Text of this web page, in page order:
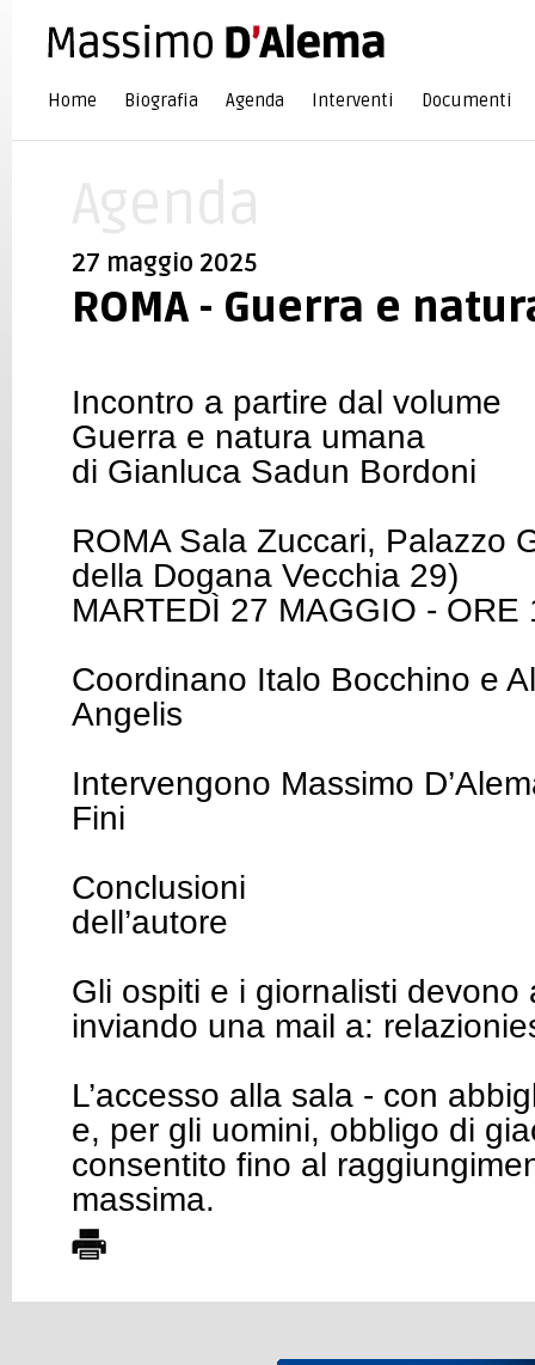
Home Biografia Agenda Interventi Documenti
27 maggio 2025
ROMA - Guerra e
Incontro a partire dal volume
Guerra e natura umana
di Gianluca Sadun Bordoni
ROMA Sala Zuccari, Palazzo
della Dogana Vecchia 29)
MARTEDÌ 27 MAGGIO - ORE
Coordinano Italo Bocchino e
Angelis
Intervengono Massimo
Fini
Conclusioni
dell’autore
Gli ospiti e i giornalisti devono
inviando una mail a:
L’accesso alla sala - con
e, per gli uomini, obbligo di
consentito fino al
massima.